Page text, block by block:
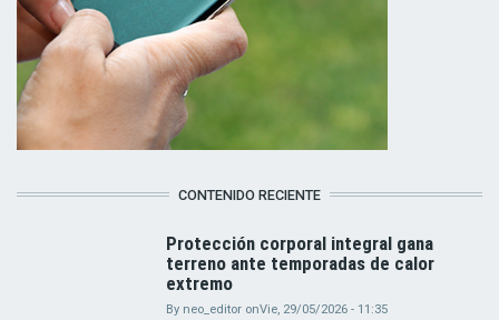
CONTENIDO RECIENTE
Protección corporal integral gana
terreno ante temporadas de calor
extremo
By neo_editor onVie, 29/05/2026 - 11:35